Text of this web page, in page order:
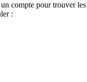
un compte pour trouver les
: